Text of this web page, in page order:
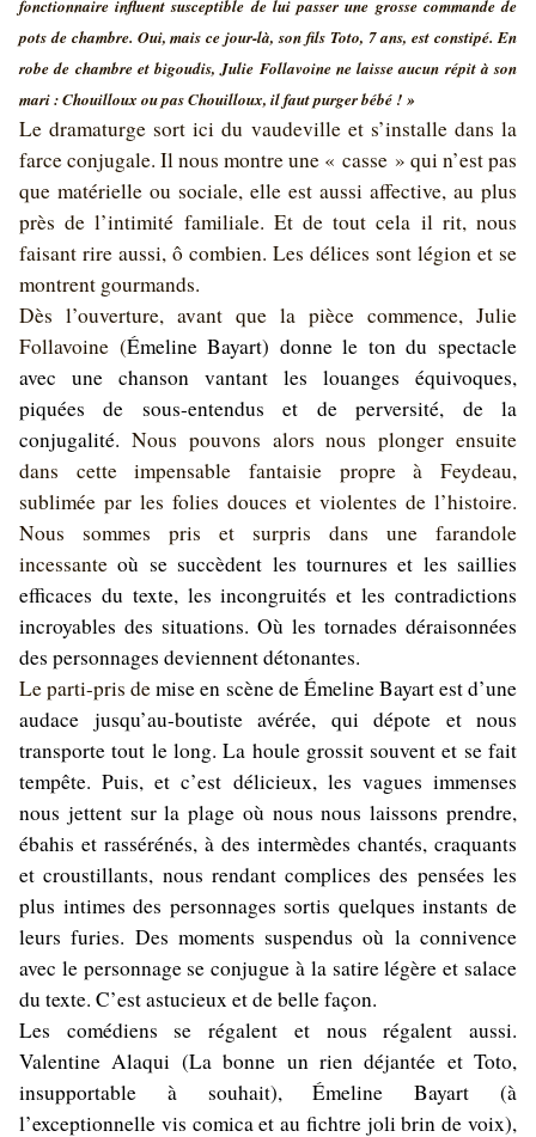
fonctionnaire influent susceptible de lui passer une grosse commande de
pots de chambre. Oui, mais ce jour-là, son fils Toto, 7 ans, est constipé. En
robe de chambre et bigoudis, Julie Follavoine ne laisse aucun répit à son
mari : Chouilloux ou pas Chouilloux, il faut purger bébé ! »
Le dramaturge sort ici du vaudeville et s’installe dans la
farce conjugale. Il nous montre une « casse » qui n’est pas
que matérielle ou sociale, elle est aussi affective, au plus
près de l’intimité familiale. Et de tout cela il rit, nous
faisant rire aussi, ô combien. Les délices sont légion et se
montrent gourmands.
Dès l’ouverture, avant que la pièce commence, Julie
Follavoine (Émeline Bayart) donne le ton du spectacle
avec une chanson vantant les louanges équivoques,
piquées de sous-entendus et de perversité, de la
conjugalité. Nous pouvons alors nous plonger ensuite
dans cette impensable fantaisie propre à Feydeau,
sublimée par les folies douces et violentes de l’histoire.
Nous sommes pris et surpris dans une farandole
incessante où se succèdent les tournures et les saillies
efficaces du texte, les incongruités et les contradictions
incroyables des situations. Où les tornades déraisonnées
des personnages deviennent détonantes.
Le parti-pris demise en scène de Émeline Bayart est d’une
audace jusqu’au-boutiste avérée, qui dépote et nous
transporte tout le long. La houle grossit souvent et se fait
tempête. Puis, et c’est délicieux, les vagues immenses
nous jettent sur la plage où nous nous laissons prendre,
ébahis et rassérénés, à des intermèdes chantés, craquants
et croustillants, nous rendant complices des pensées les
plus intimes des personnages sortis quelques instants de
leurs furies. Des moments suspendus où la connivence
avec le personnage se conjugue à la satire légère et salace
du texte. C’est astucieux et de belle façon.
Les comédiens se régalent et nous régalent aussi.
Valentine Alaqui (La bonne un rien déjantée et Toto,
insupportable à souhait), Émeline Bayart (à
l’exceptionnelle vis comica et au fichtre joli brin de voix),